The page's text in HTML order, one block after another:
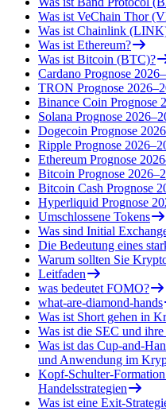
Was ist VeChain Thor
Was ist Chainlink
Was ist Ethereum?
Was ist Bitcoin (BTC)?
Cardano Prognose
TRON Prognose
Binance Coin Prognose
Solana Prognose
Dogecoin Prognose
Ripple Prognose
Ethereum Prognose
Bitcoin Prognose
Bitcoin Cash Prognose
Hyperliquid Prognose
Umschlossene Tokens
Was sind Initial
Die Bedeutung eines
Warum sollten Sie
Leitfaden
was bedeutet FOMO?
what-are-diamond-hands
Was ist Short gehen in
Was ist die SEC und
Was ist das Cup-and-
und Anwendung im
Kopf-Schulter-
Handelsstrategien
Was ist eine Exit-